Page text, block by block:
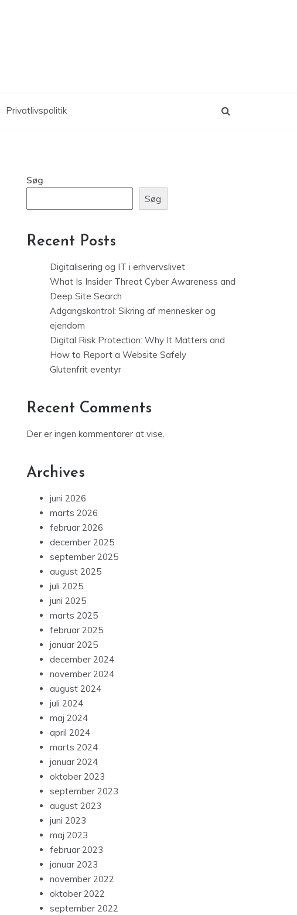
Privatlivspolitik
Søg
Søg
Recent Posts
Digitalisering og IT i erhvervslivet
What Is Insider Threat Cyber Awareness and
Deep Site Search
Adgangskontrol: Sikring af mennesker og
ejendom
Digital Risk Protection: Why It Matters and
How to Report a Website Safely
Glutenfrit eventyr
Recent Comments
Der er ingen kommentarer at vise.
Archives
juni 2026
marts 2026
februar 2026
december 2025
september 2025
august 2025
juli 2025
juni 2025
marts 2025
februar 2025
januar 2025
december 2024
november 2024
august 2024
juli 2024
maj 2024
april 2024
marts 2024
januar 2024
oktober 2023
september 2023
august 2023
juni 2023
maj 2023
februar 2023
januar 2023
november 2022
oktober 2022
september 2022